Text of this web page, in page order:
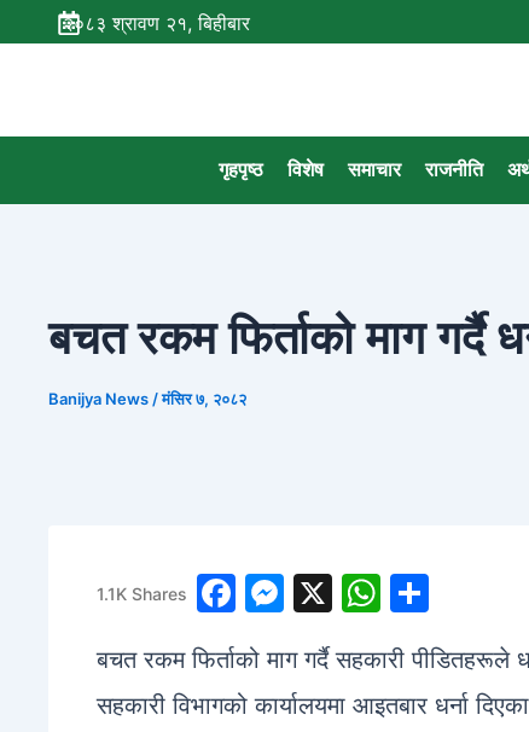
to
२०८३ श्रावण २१, बिहीबार
गृहपृष्ठ विशेष समाचार राजनीति
बचत रकम फिर्ताको माग गर्दै
Banijya News /मंसिर ७, २०८२
1.1K Shares
F
c
e
M
s
s
X
W
at
s
ar
e
बचत रकम फिर्ताको माग गर्दै सहकारी पीडितहरूले
सहकारी विभागको कार्यालयमा आइतबार धर्ना